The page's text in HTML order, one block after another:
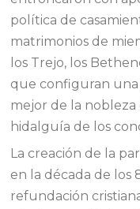
política de
matrimonios de
los Trejo, los
que configuran una
mejor de la nobleza
hidalguía de los
La creación de la
en la década de los
refundación